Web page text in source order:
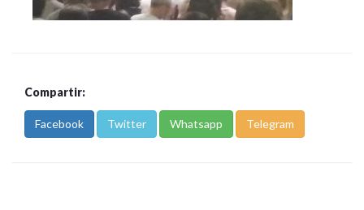
Compartir:
Facebook Twitter Whatsapp Telegram